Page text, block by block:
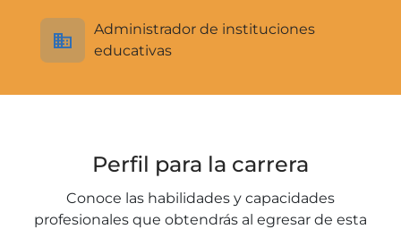
Administrador de instituciones
educativas
Perfil para la carrera
Conoce las habilidades y capacidades
profesionales que obtendrás al egresar de esta